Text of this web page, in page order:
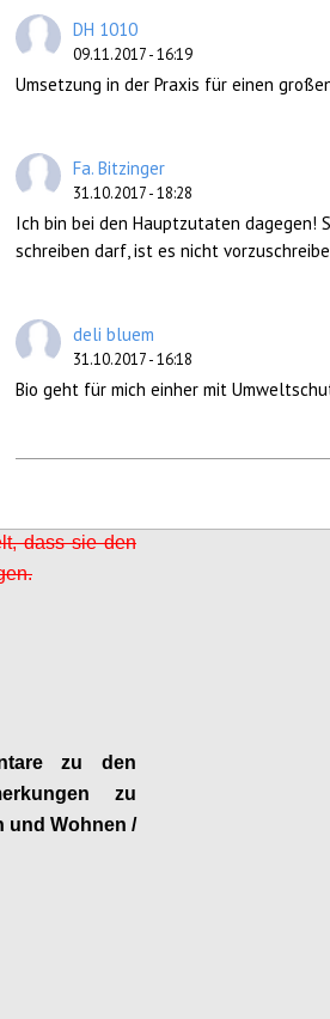
und
Punkt).
bzw. am
tragen ein
bestehen
nachhaltiger
(1,5
(bzw. im
dass sie den
zu den
zu
und Wohnen /
DH 1010
09.11.2017 - 16:19
Umsetzung in der Praxis für einen
Fa. Bitzinger
31.10.2017 - 18:28
Ich bin bei den Hauptzutaten dagegen!
schreiben darf, ist es nicht
deli bluem
31.10.2017 - 16:18
Bio geht für mich einher mit